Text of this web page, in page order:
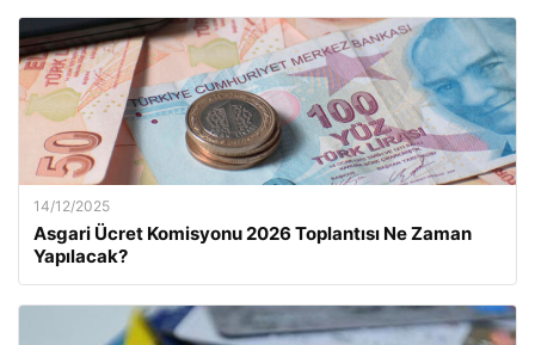
14/12/2025
Asgari Ücret Komisyonu 2026 Toplantısı Ne Zaman
Yapılacak?